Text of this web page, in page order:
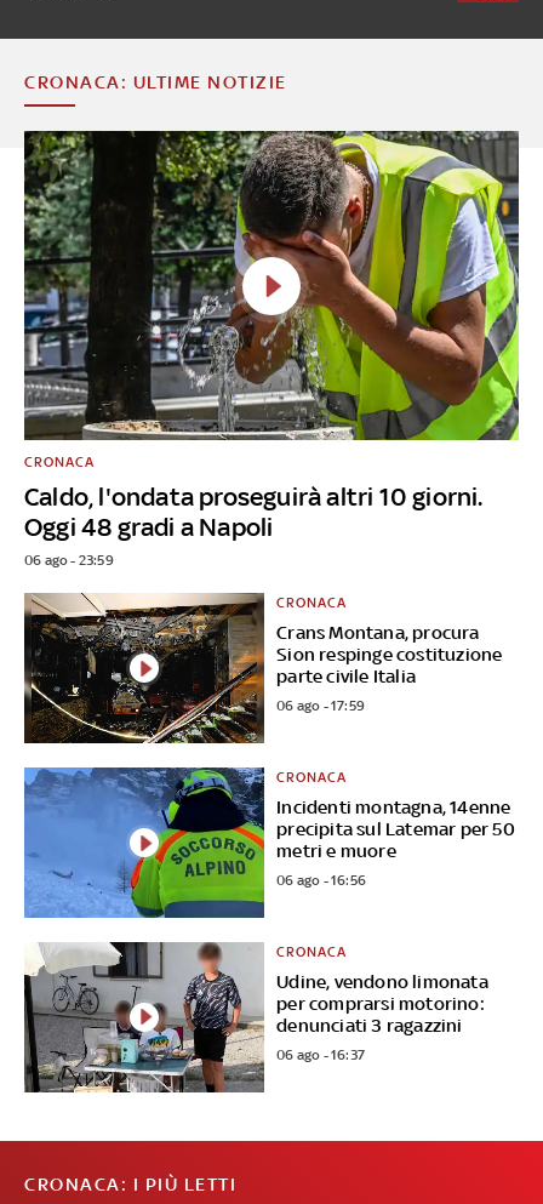
CRONACA: ULTIME NOTIZIE
Caldo, l'ondata proseguirà altri 10 giorni.
Oggi 48 gradi a Napoli
CRONACA
06 ago - 23:59
Crans Montana, procura
Sion respinge costituzione
parte civile Italia
CRONACA
06 ago - 17:59
Incidenti montagna, 14enne
precipita sul Latemar per 50
metri e muore
CRONACA
06 ago - 16:56
Udine, vendono limonata
per comprarsi motorino:
denunciati 3 ragazzini
CRONACA
06 ago - 16:37
CRONACA: I PIÙ LETTI